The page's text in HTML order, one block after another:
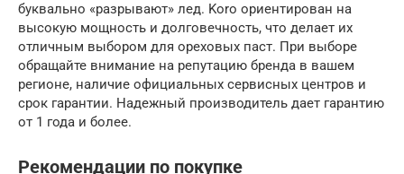
буквально «разрывают» лед. Koro ориентирован на
высокую мощность и долговечность, что делает их
отличным выбором для ореховых паст. При выборе
обращайте внимание на репутацию бренда в вашем
регионе, наличие официальных сервисных центров и
срок гарантии. Надежный производитель дает гарантию
от 1 года и более.
Рекомендации по покупке